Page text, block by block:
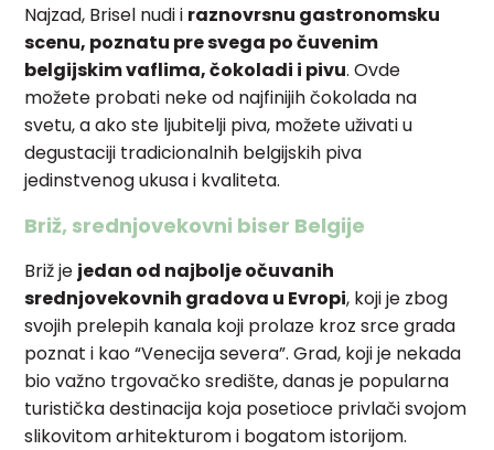
Najzad, Brisel nudi i raznovrsnu gastronomsku
scenu, poznatu pre svega po čuvenim
belgijskim vaflima, čokoladi i pivu. Ovde
možete probati neke od najfinijih čokolada na
svetu, a ako ste ljubitelji piva, možete uživati u
degustaciji tradicionalnih belgijskih piva
jedinstvenog ukusa i kvaliteta.
Briž, srednjovekovni biser Belgije
Briž je jedan od najbolje očuvanih
srednjovekovnih gradova u Evropi, koji je zbog
svojih prelepih kanala koji prolaze kroz srce grada
poznat i kao “Venecija severa”. Grad, koji je nekada
bio važno trgovačko središte, danas je popularna
turistička destinacija koja posetioce privlači svojom
slikovitom arhitekturom i bogatom istorijom.